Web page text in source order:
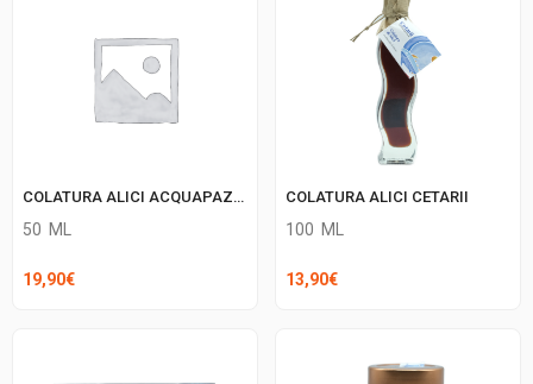
COLATURA ALICI ACQUAPAZZA
50 ML
19,90€
COLATURA ALICI CETARII
100 ML
13,90€